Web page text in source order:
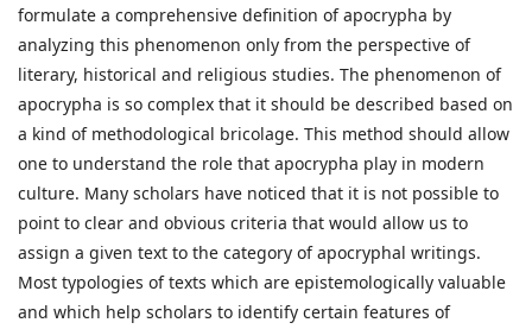
formulate a comprehensive definition of apocrypha by
analyzing this phenomenon only from the perspective of
literary, historical and religious studies. The phenomenon of
apocrypha is so complex that it should be described based on
a kind of methodological bricolage. This method should allow
one to understand the role that apocrypha play in modern
culture. Many scholars have noticed that it is not possible to
point to clear and obvious criteria that would allow us to
assign a given text to the category of apocryphal writings.
Most typologies of texts which are epistemologically valuable
and which help scholars to identify certain features of